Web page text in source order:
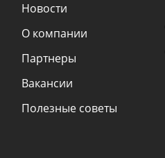
Новости
О компании
Партнеры
Вакансии
Полезные советы